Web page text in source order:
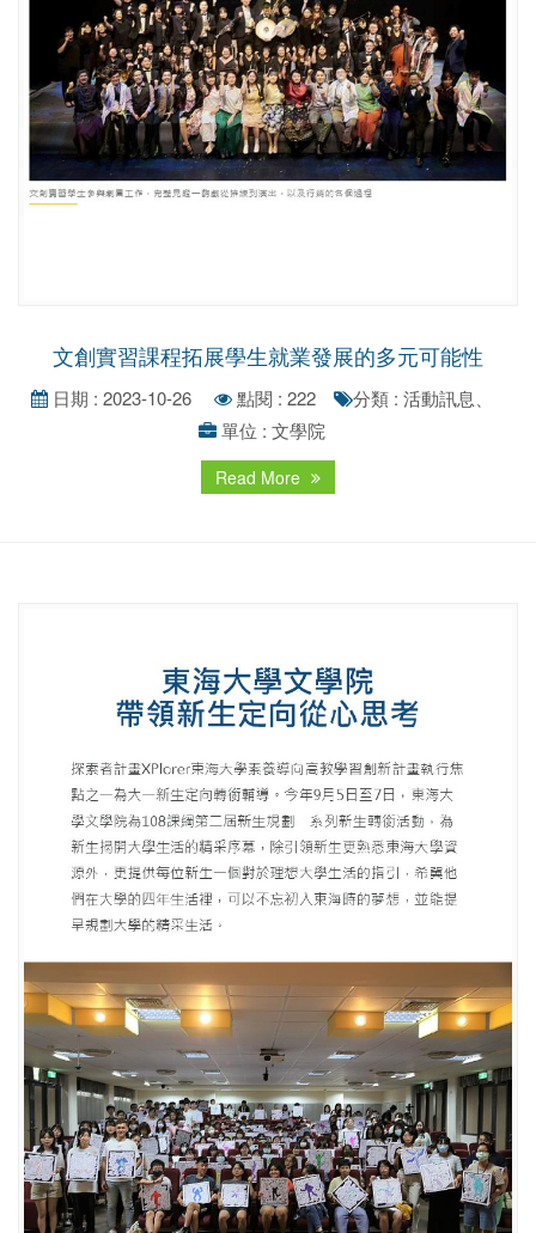
文創實習課程拓展學生就業發展的多元可能性
日期 : 2023-10-26 點閱 : 222
分類 : 活動訊息、
單位 : 文學院
Read More